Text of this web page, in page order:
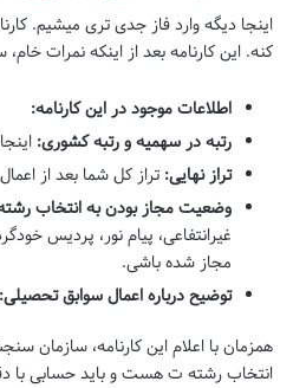
اینجا دیگه وارد فاز جدی تری میشیم.
کنه. این کارنامه بعد از اینکه نمرات
اطلاعات موجود در این کارنامه:
رتبه در سهمیه و رتبه کشوری:
تراز نهایی: تراز کل شما بعد از
وضعیت مجاز بودن به انتخاب
غیرانتفاعی، پیام نور، پردیس
مجاز شده باشی.
توضیح درباره اعمال سوابق تحصیلی:
همزمان با اعلام این کارنامه، سازمان
انتخاب رشته ت هست و باید حسابی با